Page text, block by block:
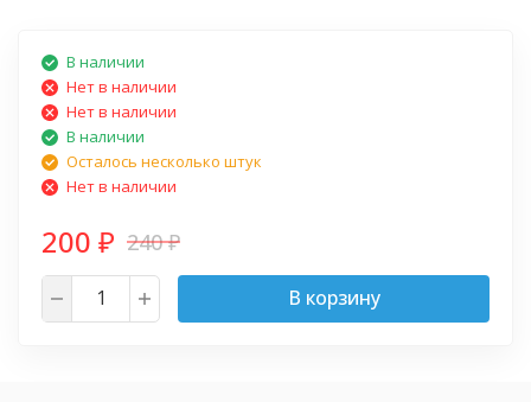
В наличии
Нет в наличии
Нет в наличии
В наличии
Осталось несколько штук
Нет в наличии
200 ₽ 240₽
В корзину